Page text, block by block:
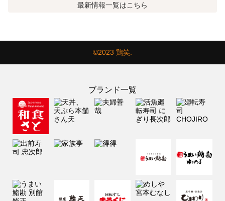
最新情報一覧はこちら
©2023 鶏笑.
ブランド一覧